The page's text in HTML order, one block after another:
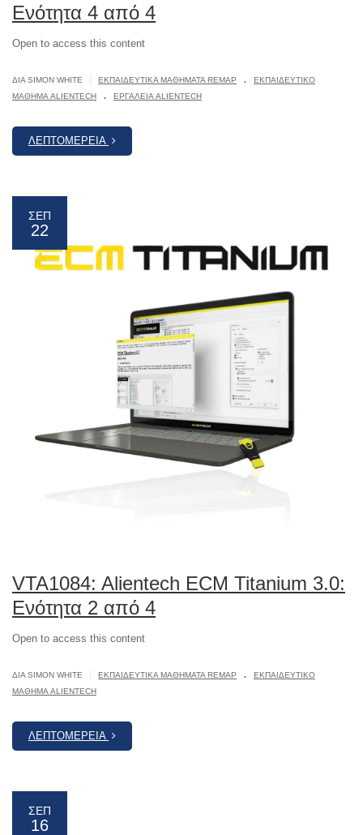
Ενότητα 4 από 4
Open to access this content
ΔΙΆ SIMON WHITE ΕΚΠΑΙΔΕΥΤΙΚΆ ΜΑΘΉΜΑΤΑ REMAP .
ΕΚΠΑΙΔΕΥΤΙΚΌ
ΜΆΘΗΜΑ ALIENTECH
. ΕΡΓΑΛΕΊΑ ALIENTECH
ΛΕΠΤΟΜΈΡΕΙΑ
ΣΕΠ
22
VTA1084: Alientech ECM Titanium 3.0:
Ενότητα 2 από 4
Open to access this content
ΔΙΆ SIMON WHITE ΕΚΠΑΙΔΕΥΤΙΚΆ ΜΑΘΉΜΑΤΑ REMAP .
ΕΚΠΑΙΔΕΥΤΙΚΌ
ΜΆΘΗΜΑ ALIENTECH
ΛΕΠΤΟΜΈΡΕΙΑ
ΣΕΠ
16